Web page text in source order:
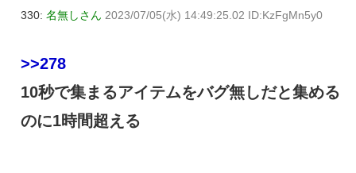
330: 名無しさん 2023/07/05(水) 14:49:25.02 ID:KzFgMn5y0
>>278
10秒で集まるアイテムをバグ無しだと集める
のに1時間超える